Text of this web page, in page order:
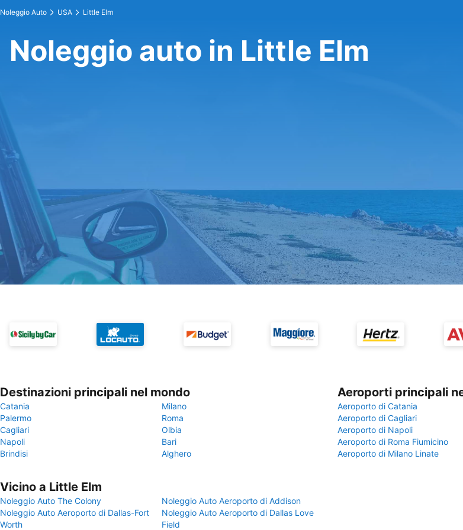
Noleggio Auto USA Little Elm
Noleggio auto in Little Elm
Destinazioni principali nel mondo
Catania
Milano
Palermo
Roma
Cagliari
Olbia
Napoli
Bari
Brindisi
Alghero
Aeroporti principali
Aeroporto di Catania
Aeroporto di Cagliari
Aeroporto di Napoli
Aeroporto di Roma Fiumicino
Aeroporto di Milano Linate
Vicino a Little Elm
Noleggio Auto The Colony
Noleggio Auto Aeroporto di Addison
Noleggio Auto Aeroporto di Dallas-Fort
Worth
Noleggio Auto Aeroporto di Dallas Love
Field